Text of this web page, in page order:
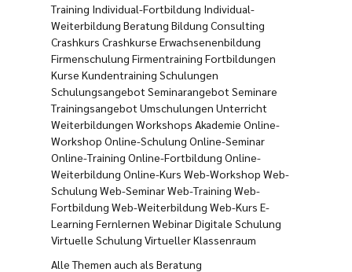
Training Individual-Fortbildung Individual-
Weiterbildung Beratung Bildung Consulting
Crashkurs Crashkurse Erwachsenenbildung
Firmenschulung Firmentraining Fortbildungen
Kurse Kundentraining Schulungen
Schulungsangebot Seminarangebot Seminare
Trainingsangebot Umschulungen Unterricht
Weiterbildungen Workshops Akademie Online-
Workshop Online-Schulung Online-Seminar
Online-Training Online-Fortbildung Online-
Weiterbildung Online-Kurs Web-Workshop Web-
Schulung Web-Seminar Web-Training Web-
Fortbildung Web-Weiterbildung Web-Kurs E-
Learning Fernlernen Webinar Digitale Schulung
Virtuelle Schulung Virtueller Klassenraum
Alle Themen auch als Beratung